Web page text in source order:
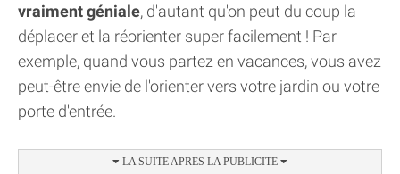
vraiment géniale, d'autant qu'on peut du coup la
déplacer et la réorienter super facilement ! Par
exemple, quand vous partez en vacances, vous avez
peut-être envie de l'orienter vers votre jardin ou votre
porte d'entrée.